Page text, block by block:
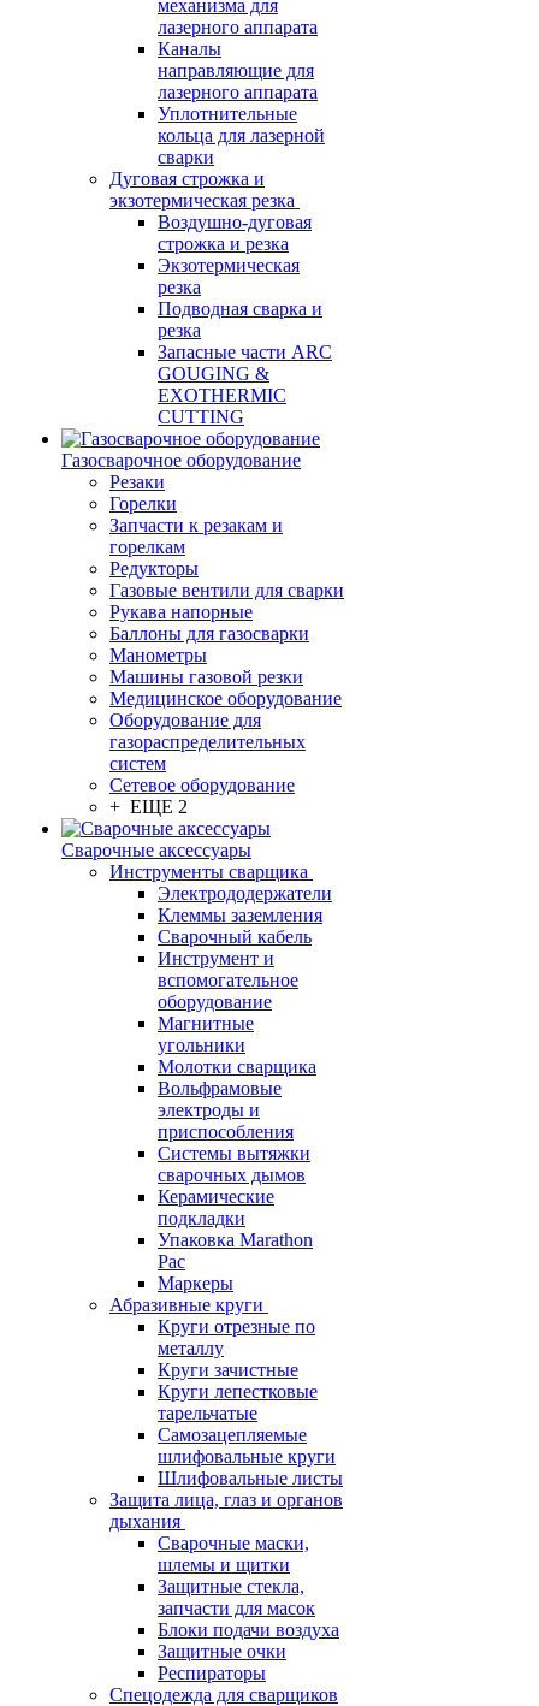
механизма для
лазерного аппарата
Каналы
направляющие для
лазерного аппарата
Уплотнительные
кольца для лазерной
сварки
Дуговая строжка и
экзотермическая резка
Воздушно-дуговая
строжка и резка
Экзотермическая
резка
Подводная сварка и
резка
Запасные части ARC
GOUGING &
EXOTHERMIC
CUTTING
Газосварочное оборудование
Резаки
Горелки
Запчасти к резакам и
горелкам
Редукторы
Газовые вентили для сварки
Рукава напорные
Баллоны для газосварки
Манометры
Машины газовой резки
Медицинское оборудование
Оборудование для
газораспределительных
систем
Сетевое оборудование
+ ЕЩЕ 2
Сварочные аксессуары
Инструменты сварщика
Электрододержатели
Клеммы заземления
Сварочный кабель
Инструмент и
вспомогательное
оборудование
Магнитные
угольники
Молотки сварщика
Вольфрамовые
электроды и
приспособления
Системы вытяжки
сварочных дымов
Керамические
подкладки
Упаковка Marathon
Pac
Маркеры
Абразивные круги
Круги отрезные по
металлу
Круги зачистные
Круги лепестковые
тарельчатые
Самозацепляемые
шлифовальные круги
Шлифовальные листы
Защита лица, глаз и органов
дыхания
Сварочные маски,
шлемы и щитки
Защитные стекла,
запчасти для масок
Блоки подачи воздуха
Защитные очки
Респираторы
Спецодежда для сварщиков